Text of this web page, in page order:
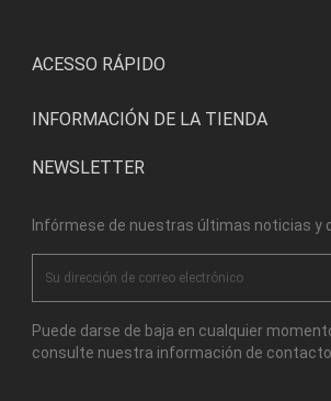
ACESSO RÁPIDO
INFORMACIÓN DE LA TIENDA
NEWSLETTER
Infórmese de nuestras últimas noticias y
Puede darse de baja en cualquier
consulte nuestra información de contacto